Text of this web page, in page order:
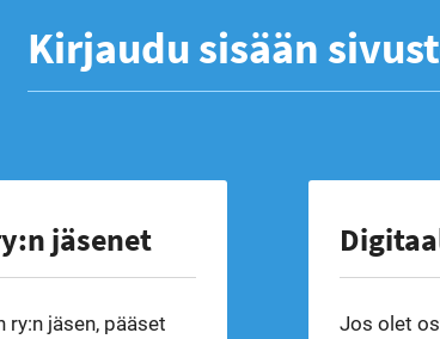
Kirjaudu sisään
jäsenet
ry:n jäsen, pääset
Jos olet